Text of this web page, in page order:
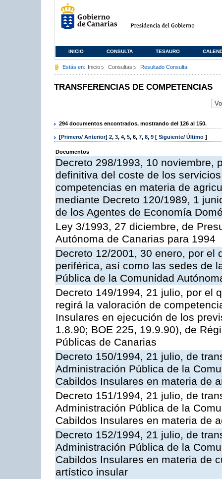
INICIO CONSULTA TESAURO
Estás en: Inicio Consultas Resultado Consulta
TRANSFERENCIAS DE COMPETENCIAS
294 documentos encontrados, mostrando del 126 al 150.
[Primero/ Anterior] 2, 3, 4, 5, 6, 7, 8, 9 [ Siguiente/ Último ]
Documentos
Decreto 298/1993, 10 noviembre,
definitiva del coste de los
competencias en materia de
mediante Decreto 120/1989, 1
de los Agentes de Economía
Ley 3/1993, 27 diciembre, de
Autónoma de Canarias para 1994
Decreto 12/2001, 30 enero, por el
periférica, así como las sedes de
Pública de la Comunidad
Decreto 149/1994, 21 julio, por el
regirá la valoración de
Insulares en ejecución de los
1.8.90; BOE 225, 19.9.90), de
Públicas de Canarias
Decreto 150/1994, 21 julio, de
Administración Pública de la
Cabildos Insulares en materia de
Decreto 151/1994, 21 julio, de
Administración Pública de la
Cabildos Insulares en materia de
Decreto 152/1994, 21 julio, de
Administración Pública de la
Cabildos Insulares en materia de
artístico insular